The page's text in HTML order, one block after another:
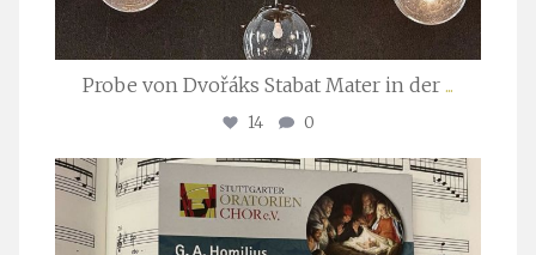
Probe von Dvořáks Stabat Mater in der ...
14 0
stuttgarter_oratorienchor
Nov. 29